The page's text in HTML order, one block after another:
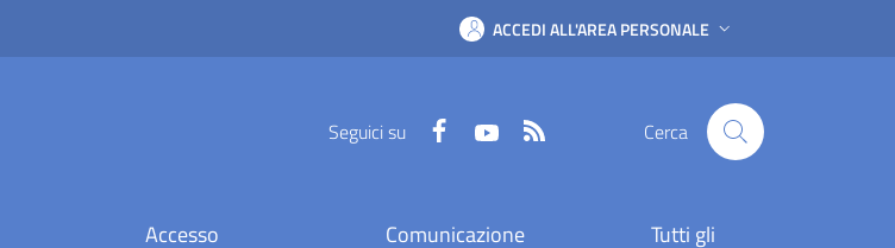
ACCEDI ALL'AREA PERSONALE
Seguici su FacebookYouTube Cerca
Accesso
Comunicazione
Tutti gli